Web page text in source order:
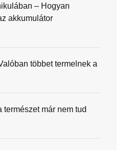
– Hogyan
akkumulátor
többet termelnek a
már nem tud